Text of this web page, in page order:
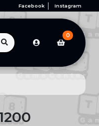
Facebook Instagram
0